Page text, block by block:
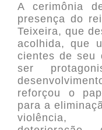
A cerimônia
presença do
Teixeira, que
acolhida, que
cientes de seu
ser
reforçou o
para a
violência,